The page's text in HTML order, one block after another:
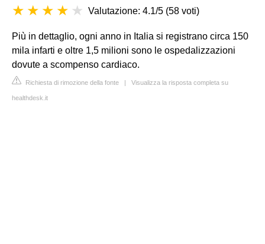
Valutazione: 4.1/5 (58 voti)
Più in dettaglio, ogni anno in Italia si registrano circa 150
mila infarti e oltre 1,5 milioni sono le ospedalizzazioni
dovute a scompenso cardiaco.
Richiesta di rimozione della fonte | Visualizza la risposta completa su
healthdesk.it